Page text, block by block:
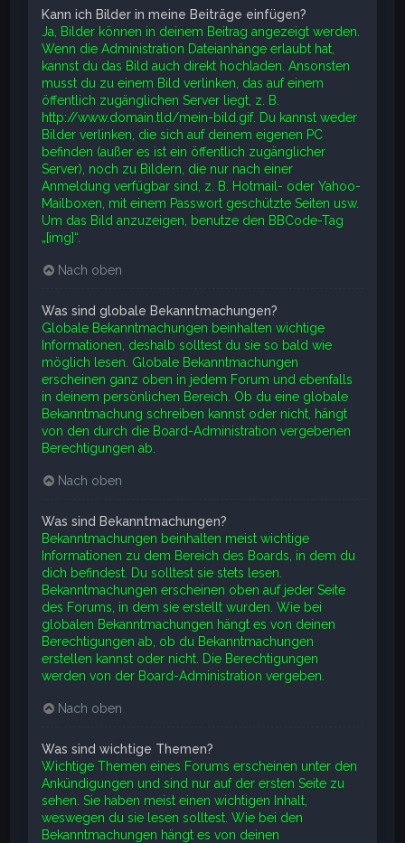
Kann ich Bilder in meine Beiträge einfügen?
Ja, Bilder können in deinem Beitrag angezeigt werden.
Wenn die Administration Dateianhänge erlaubt hat,
kannst du das Bild auch direkt hochladen. Ansonsten
musst du zu einem Bild verlinken, das auf einem
öffentlich zugänglichen Server liegt, z. B.
http://www.domain.tld/mein-bild.gif. Du kannst weder
Bilder verlinken, die sich auf deinem eigenen PC
befinden (außer es ist ein öffentlich zugänglicher
Server), noch zu Bildern, die nur nach einer
Anmeldung verfügbar sind, z. B. Hotmail- oder Yahoo-
Mailboxen, mit einem Passwort geschützte Seiten usw.
Um das Bild anzuzeigen, benutze den BBCode-Tag
„[img]“.
Nach oben
Was sind globale Bekanntmachungen?
Globale Bekanntmachungen beinhalten wichtige
Informationen, deshalb solltest du sie so bald wie
möglich lesen. Globale Bekanntmachungen
erscheinen ganz oben in jedem Forum und ebenfalls
in deinem persönlichen Bereich. Ob du eine globale
Bekanntmachung schreiben kannst oder nicht, hängt
von den durch die Board-Administration vergebenen
Berechtigungen ab.
Nach oben
Was sind Bekanntmachungen?
Bekanntmachungen beinhalten meist wichtige
Informationen zu dem Bereich des Boards, in dem du
dich befindest. Du solltest sie stets lesen.
Bekanntmachungen erscheinen oben auf jeder Seite
des Forums, in dem sie erstellt wurden. Wie bei
globalen Bekanntmachungen hängt es von deinen
Berechtigungen ab, ob du Bekanntmachungen
erstellen kannst oder nicht. Die Berechtigungen
werden von der Board-Administration vergeben.
Nach oben
Was sind wichtige Themen?
Wichtige Themen eines Forums erscheinen unter den
Ankündigungen und sind nur auf der ersten Seite zu
sehen. Sie haben meist einen wichtigen Inhalt,
weswegen du sie lesen solltest. Wie bei den
Bekanntmachungen hängt es von deinen